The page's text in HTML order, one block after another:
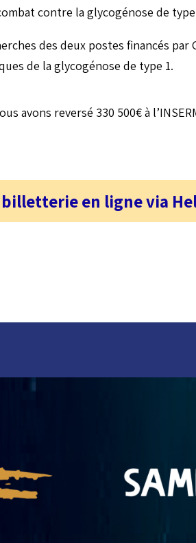
contre la glycogénose de type
des deux postes financés par
de la glycogénose de type 1.
avons reversé 330 500€ à
en ligne via